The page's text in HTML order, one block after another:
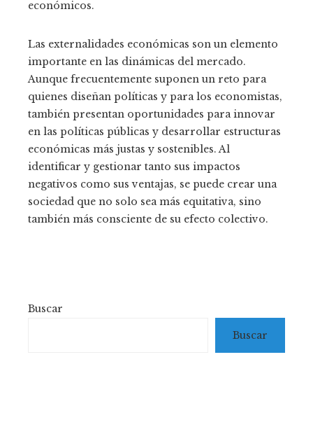
económicos.
Las externalidades económicas son un elemento
importante en las dinámicas del mercado.
Aunque frecuentemente suponen un reto para
quienes diseñan políticas y para los economistas,
también presentan oportunidades para innovar
en las políticas públicas y desarrollar estructuras
económicas más justas y sostenibles. Al
identificar y gestionar tanto sus impactos
negativos como sus ventajas, se puede crear una
sociedad que no solo sea más equitativa, sino
también más consciente de su efecto colectivo.
Buscar
Buscar